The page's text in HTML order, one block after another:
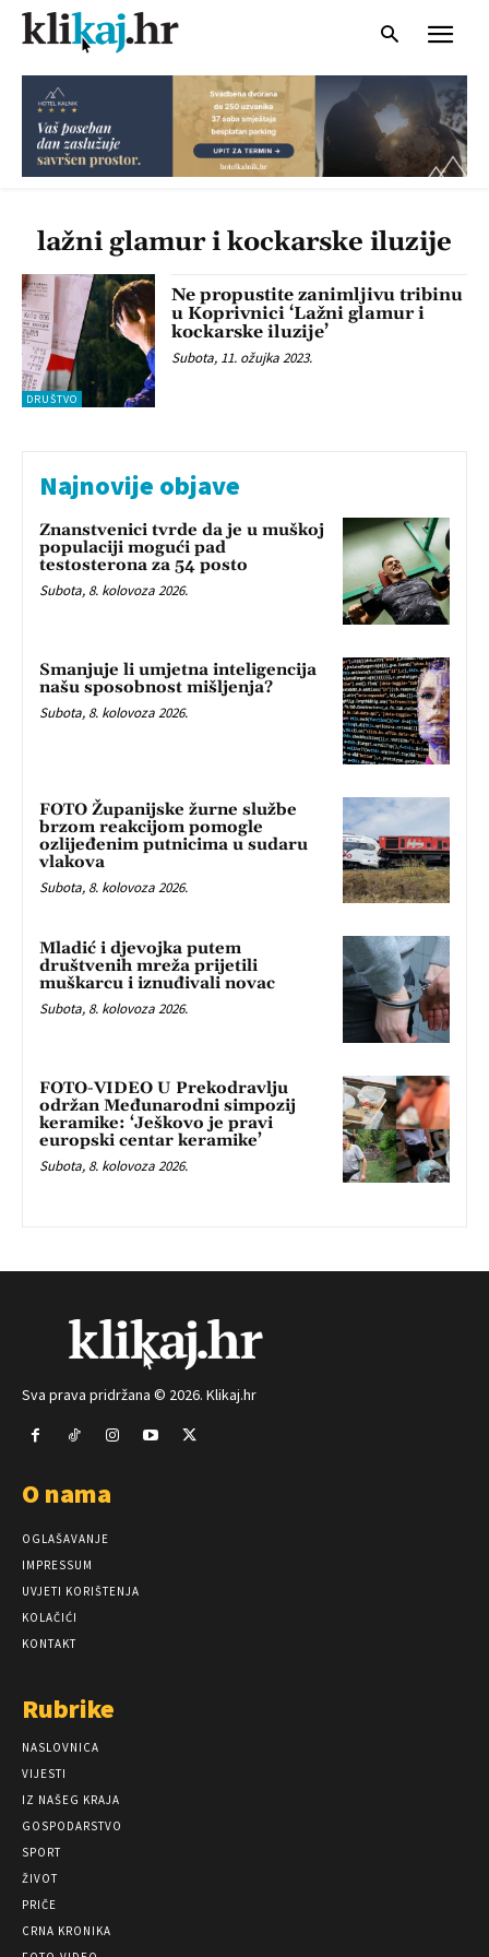
lažni glamur i kockarske iluzije
DRUŠTVO
Ne propustite zanimljivu tribinu
u Koprivnici ‘Lažni glamur i
kockarske iluzije’
Subota, 11. ožujka 2023.
Najnovije objave
Znanstvenici tvrde da je u muškoj
populaciji mogući pad
testosterona za 54 posto
Subota, 8. kolovoza 2026.
Smanjuje li umjetna inteligencija
našu sposobnost mišljenja?
Subota, 8. kolovoza 2026.
FOTO Županijske žurne službe
brzom reakcijom pomogle
ozlijeđenim putnicima u sudaru
vlakova
Subota, 8. kolovoza 2026.
Mladić i djevojka putem
društvenih mreža prijetili
muškarcu i iznuđivali novac
Subota, 8. kolovoza 2026.
FOTO-VIDEO U Prekodravlju
održan Međunarodni simpozij
keramike: ‘Ješkovo je pravi
europski centar keramike’
Subota, 8. kolovoza 2026.
Sva prava pridržana © 2026. Klikaj.hr
O nama
OGLAŠAVANJE
IMPRESSUM
UVJETI KORIŠTENJA
KOLAČIĆI
KONTAKT
Rubrike
NASLOVNICA
VIJESTI
IZ NAŠEG KRAJA
GOSPODARSTVO
SPORT
ŽIVOT
PRIČE
CRNA KRONIKA